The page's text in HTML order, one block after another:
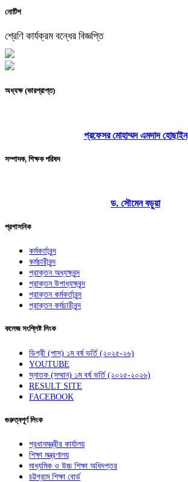
নোটিশ
শ্রেণি কার্যক্রম বন্ধের বিজ্ঞপ্তি
অধ্যক্ষ (ভারপ্রাপ্ত)
প্রফেসর মোহাম্মদ এমদাদ হোছাইন
সম্পাদক, শিক্ষক পরিষদ
ড. সৌমেন বড়ুয়া
প্রশাসনিক
কর্মকর্তাবৃন্দ
কর্মচারীবৃন্দ
প্রাক্তন অধ্যক্ষবৃন্দ
প্রাক্তন উপাধ্যক্ষবৃন্দ
প্রাক্তন কর্মকর্তাবৃন্দ
প্রাক্তন কর্মচারীবৃন্দ
কলেজ সংশ্লিষ্ট লিংক
ডিগ্রী (পাস) ১ম বর্ষ ভর্তি (২০২৫-২৬)
YOUTUBE
স্নাতক (সম্মান) ১ম বর্ষ ভর্তি (২০২৫-২০২৬)
RESULT SITE
FACEBOOK
গুরুত্বপূর্ণ লিংক
প্রধানমন্ত্রীর কার্যালয়
শিক্ষা মন্ত্রণালয়
মাধ্যমিক ও উচ্চ শিক্ষা অধিদপ্তর
চট্টগ্রাম শিক্ষা বোর্ড